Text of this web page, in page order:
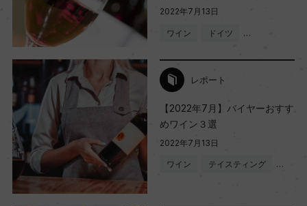
2022年7月13日
ワイン ドイツ …
レポート
【2022年7月】バイヤーおすす
めワイン３選
2022年7月13日
ワイン テイスティング …